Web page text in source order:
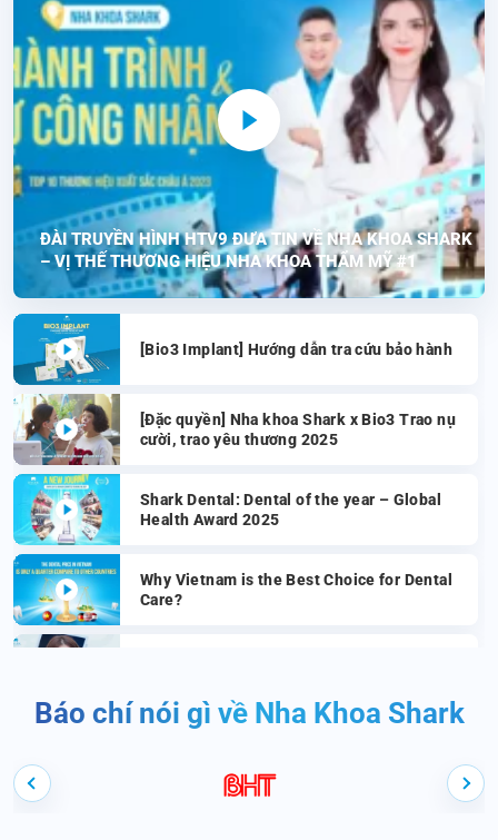
ĐÀI TRUYỀN HÌNH HTV9 ĐƯA TIN VỀ NHA KHOA SHARK
– VỊ THẾ THƯƠNG HIỆU NHA KHOA THẨM MỸ #1
[Bio3 Implant] Hướng dẫn tra cứu bảo hành
[Đặc quyền] Nha khoa Shark x Bio3 Trao nụ
cười, trao yêu thương 2025
Shark Dental: Dental of the year – Global
Health Award 2025
Why Vietnam is the Best Choice for Dental
Care?
Báo chí nói gì về Nha Khoa Shark